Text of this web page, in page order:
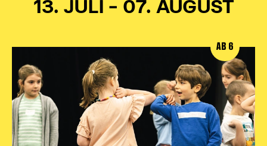
13. JULI – 07. AUGUST
AB 6